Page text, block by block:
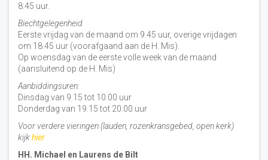
8:45 uur.
Biechtgelegenheid
Eerste vrijdag van de maand om 9.45 uur, overige vrijdagen
om 18.45 uur (voorafgaand aan de H. Mis).
Op woensdag van de eerste volle week van de maand
(aansluitend op de H. Mis)
Aanbiddingsuren:
Dinsdag van 9.15 tot 10.00 uur
Donderdag van 19.15 tot 20.00 uur
Voor verdere vieringen (lauden, rozenkransgebed, open kerk)
kijkhier
HH. Michael en Laurens de Bilt